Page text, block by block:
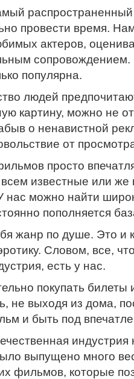
распространенный
провести время.
актеров,
сопровождением.
популярна.
людей
картину, можно не
о ненавистной
от
просто
всем известные или
нас можно найти
пополняется
жанр по душе. Это и
Словом, все,
есть у нас.
покупать билеты
не выходя из дома,
и быть под
индустрия
выпущено много
фильмов, которые